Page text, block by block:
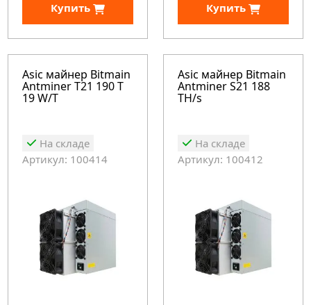
Купить Купить
Asic майнер Bitmain
Antminer T21 190 T
19 W/T
На складе
Артикул: 100414
Asic майнер Bitmain
Antminer S21 188
TH/s
На складе
Артикул: 100412